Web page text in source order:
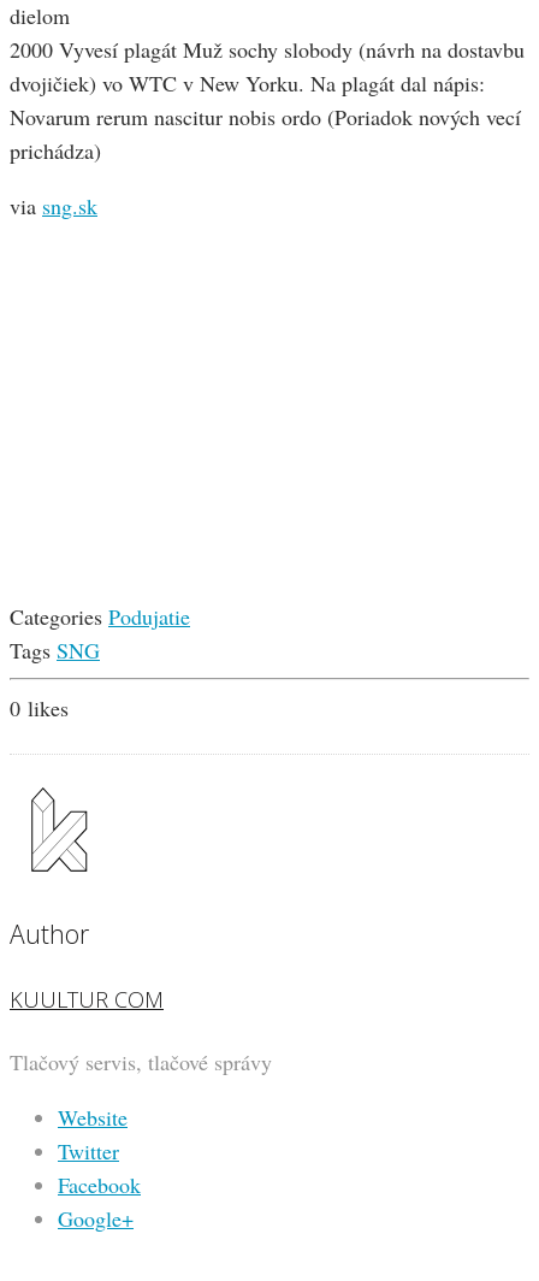
dielom
2000 Vyvesí plagát Muž sochy slobody (návrh na dostavbu
dvojičiek) vo WTC v New Yorku. Na plagát dal nápis:
Novarum rerum nascitur nobis ordo (Poriadok nových vecí
prichádza)
via sng.sk
Categories Podujatie
Tags SNG
0 likes
Author
KUULTUR COM
Tlačový servis, tlačové správy
Website
Twitter
Facebook
Google+